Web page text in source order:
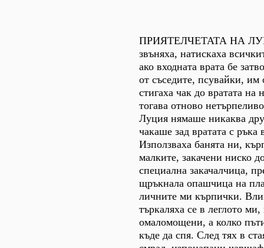
ПРИЯТЕЛЧЕТАТА НА
звъняха, натискаха
ако входната врата бе
от съседите, псувайки, им
стигаха чак до вратата
тогава отново
Луция нямаше никаква
чакаше зад вратата с ръка
Използваха банята ни,
малките, закачени ниско
специална закачалчица,
щръкнала опашчица на
личните ми кърпички.
търкаляха се в леглото
омаломощени, а колко
къде да спя. След тях в